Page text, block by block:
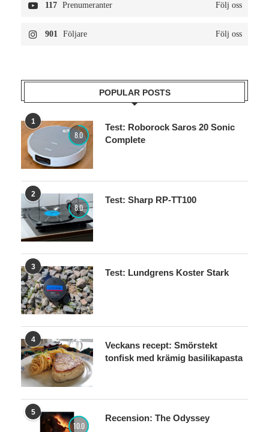
117 Prenumeranter Följ oss
901 Följare Följ oss
POPULAR POSTS
1
8.0
Test: Roborock Saros 20 Sonic
Complete
2
8.0
Test: Sharp RP-TT100
3
Test: Lundgrens Koster Stark
4
Veckans recept: Smörstekt
tonfisk med krämig basilikapasta
5
10.0
Recension: The Odyssey